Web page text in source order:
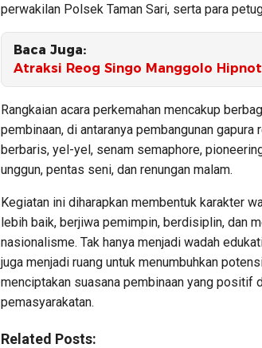
perwakilan Polsek Taman Sari, serta para
Baca Juga:
Atraksi Reog Singo Manggolo
Rangkaian acara perkemahan mencakup
pembinaan, di antaranya pembangunan gapura
berbaris, yel-yel, senam semaphore,
unggun, pentas seni, dan renungan malam.
Kegiatan ini diharapkan membentuk karakter
lebih baik, berjiwa pemimpin, berdisiplin, dan
nasionalisme. Tak hanya menjadi wadah
juga menjadi ruang untuk menumbuhkan
menciptakan suasana pembinaan yang positif
pemasyarakatan.
Related Posts: